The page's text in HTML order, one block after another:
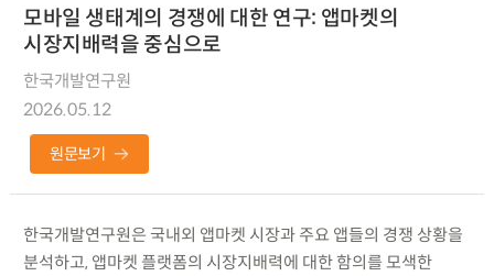
모바일 생태계의 경쟁에 대한 연구: 앱마켓의
시장지배력을 중심으로
한국개발연구원
2026.05.12
원문보기
한국개발연구원은 국내외 앱마켓 시장과 주요 앱들의 경쟁 상황을
분석하고, 앱마켓 플랫폼의 시장지배력에 대한 함의를 모색한